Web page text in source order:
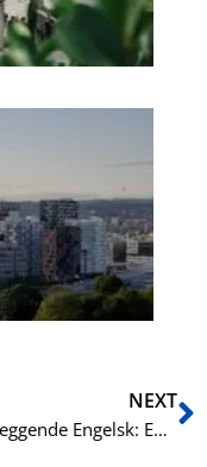
NEXT
Grunnleggende Engelsk: Enkel Grammatikk og Vokabular